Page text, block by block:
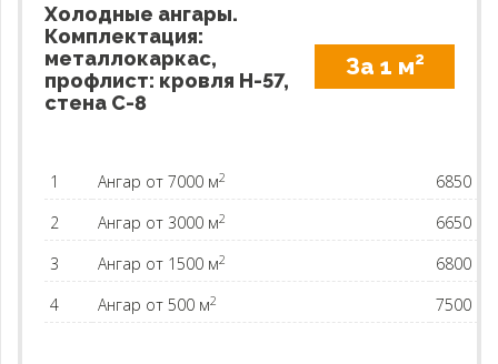
Холодные ангары.
Комплектация:
металлокаркас,
профлист: кровля H-57,
стена C-8
За 1 м2
1 Ангар от 7000 м2
6850
2
Ангар от 3000 м2
6650
3
Ангар от 1500 м2
6800
4
Ангар от 500 м2 7500